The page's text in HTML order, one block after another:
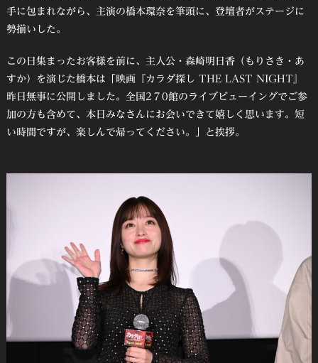
手に包まれながら、主演の橋本環奈を筆頭に、登壇者がステージに
勢揃いした。
この日集まったお客様を前に、主人公・森崎明日香（もりさき・あ
すか）を演じた橋本は「映画『カラダ探し THE LAST NIGHT』
昨日無事に公開しました。全国2７0館のライブビューイングでご参
加の方も含めて、本日みなさんにお会いできて嬉しく思います。短
い時間ですが、楽しんで帰ってください。」と挨拶。